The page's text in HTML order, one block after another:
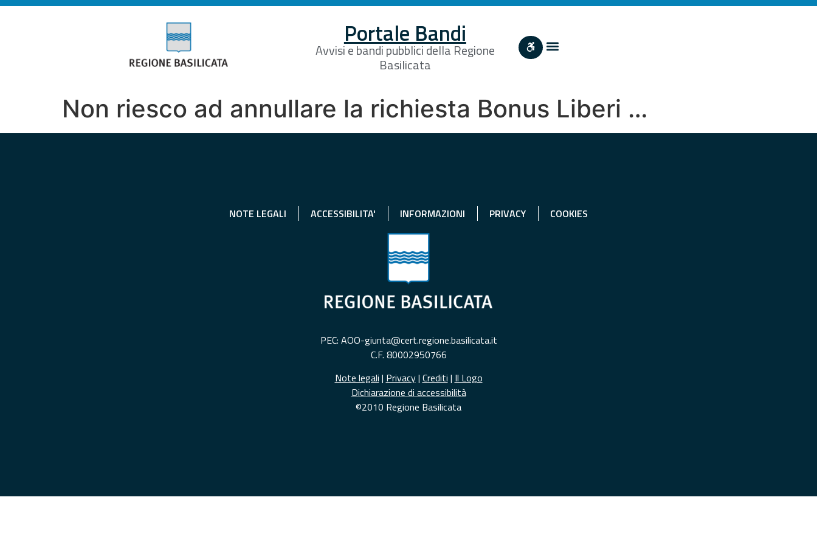
Portale Bandi
Avvisi e bandi pubblici della Regione
Basilicata
Non riesco ad annullare la richiesta Bonus Liberi …
NOTE LEGALI ACCESSIBILITA' INFORMAZIONI PRIVACY COOKIES
PEC: AOO-giunta@cert.regione.basilicata.it
C.F. 80002950766
Note legali | Privacy| Crediti | Il Logo
Dichiarazione di accessibilità
©2010 Regione Basilicata